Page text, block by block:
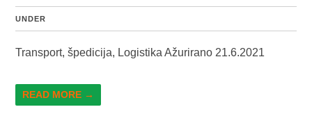
UNDER
Transport, špedicija, Logistika Ažurirano 21.6.2021
READ MORE →